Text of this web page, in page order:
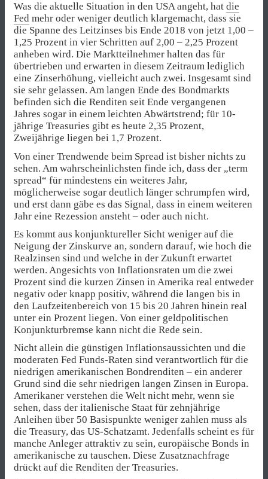
Was die aktuelle Situation in den USA angeht, hat die
Fed mehr oder weniger deutlich klargemacht, dass sie
die Spanne des Leitzinses bis Ende 2018 von jetzt 1,00 –
1,25 Prozent in vier Schritten auf 2,00 – 2,25 Prozent
anheben wird. Die Marktteilnehmer halten das für
übertrieben und erwarten in diesem Zeitraum lediglich
eine Zinserhöhung, vielleicht auch zwei. Insgesamt sind
sie sehr gelassen. Am langen Ende des Bondmarkts
befinden sich die Renditen seit Ende vergangenen
Jahres sogar in einem leichten Abwärtstrend; für 10-
jährige Treasuries gibt es heute 2,35 Prozent,
Zweijährige liegen bei 1,7 Prozent.
Von einer Trendwende beim Spread ist bisher nichts zu
sehen. Am wahrscheinlichsten finde ich, dass der „term
spread“ für mindestens ein weiteres Jahr,
möglicherweise sogar deutlich länger schrumpfen wird,
und erst dann gäbe es das Signal, dass in einem weiteren
Jahr eine Rezession ansteht – oder auch nicht.
Es kommt aus konjunktureller Sicht weniger auf die
Neigung der Zinskurve an, sondern darauf, wie hoch die
Realzinsen sind und welche in der Zukunft erwartet
werden. Angesichts von Inflationsraten um die zwei
Prozent sind die kurzen Zinsen in Amerika real entweder
negativ oder knapp positiv, während die langen bis in
den Laufzeitenbereich von 15 bis 20 Jahren hinein real
unter ein Prozent liegen. Von einer geldpolitischen
Konjunkturbremse kann nicht die Rede sein.
Nicht allein die günstigen Inflationsaussichten und die
moderaten Fed Funds-Raten sind verantwortlich für die
niedrigen amerikanischen Bondrenditen – ein anderer
Grund sind die sehr niedrigen langen Zinsen in Europa.
Amerikaner verstehen die Welt nicht mehr, wenn sie
sehen, dass der italienische Staat für zehnjährige
Anleihen über 50 Basispunkte weniger zahlen muss als
die Treasury, das US-Schatzamt. Jedenfalls scheint es für
manche Anleger attraktiv zu sein, europäische Bonds in
amerikanische zu tauschen. Diese Zusatznachfrage
drückt auf die Renditen der Treasuries.